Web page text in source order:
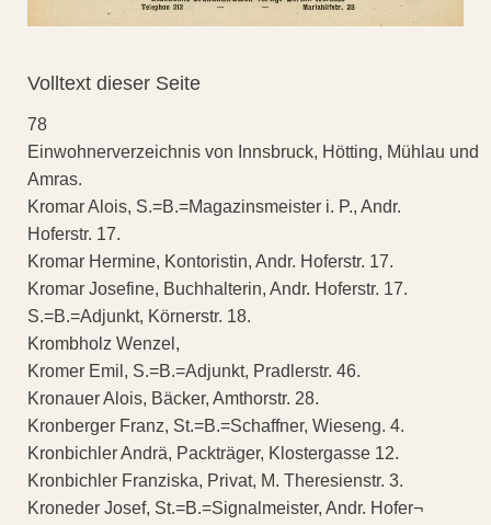
Volltext dieser Seite
78
Einwohnerverzeichnis von Innsbruck, Hötting, Mühlau und
Amras.
Kromar Alois, S.=B.=Magazinsmeister i. P., Andr.
Hoferstr. 17.
Kromar Hermine, Kontoristin, Andr. Hoferstr. 17.
Kromar Josefine, Buchhalterin, Andr. Hoferstr. 17.
S.=B.=Adjunkt, Körnerstr. 18.
Krombholz Wenzel,
Kromer Emil, S.=B.=Adjunkt, Pradlerstr. 46.
Kronauer Alois, Bäcker, Amthorstr. 28.
Kronberger Franz, St.=B.=Schaffner, Wieseng. 4.
Kronbichler Andrä, Packträger, Klostergasse 12.
Kronbichler Franziska, Privat, M. Theresienstr. 3.
Kroneder Josef, St.=B.=Signalmeister, Andr. Hofer¬